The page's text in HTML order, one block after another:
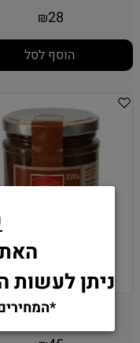
₪28
הוסף לסל
מחית ערמונים 220 גרם
ניתן לעשות